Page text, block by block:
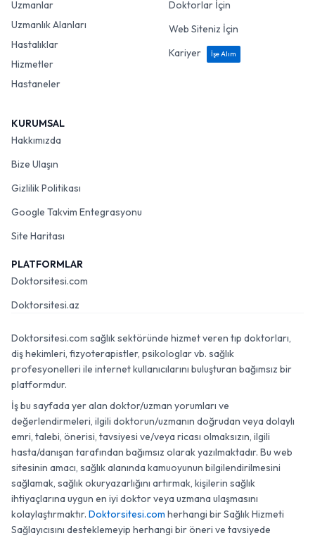
Uzmanlar
Uzmanlık Alanları
Hastalıklar
Hizmetler
Hastaneler
Doktorlar İçin
Web Siteniz İçin
Kariyer
İşe Alım
KURUMSAL
Hakkımızda
Bize Ulaşın
Gizlilik Politikası
Google Takvim Entegrasyonu
Site Haritası
PLATFORMLAR
Doktorsitesi.com
Doktorsitesi.az
Doktorsitesi.com sağlık sektöründe hizmet veren tıp doktorları,
diş hekimleri, fizyoterapistler, psikologlar vb. sağlık
profesyonelleri ile internet kullanıcılarını buluşturan bağımsız bir
platformdur.
İş bu sayfada yer alan doktor/uzman yorumları ve
değerlendirmeleri, ilgili doktorun/uzmanın doğrudan veya dolaylı
emri, talebi, önerisi, tavsiyesi ve/veya ricası olmaksızın, ilgili
hasta/danışan tarafından bağımsız olarak yazılmaktadır. Bu web
sitesinin amacı, sağlık alanında kamuoyunun bilgilendirilmesini
sağlamak, sağlık okuryazarlığını artırmak, kişilerin sağlık
ihtiyaçlarına uygun en iyi doktor veya uzmana ulaşmasını
kolaylaştırmaktır. Doktorsitesi.com herhangi bir Sağlık Hizmeti
Sağlayıcısını desteklemeyip herhangi bir öneri ve tavsiyede